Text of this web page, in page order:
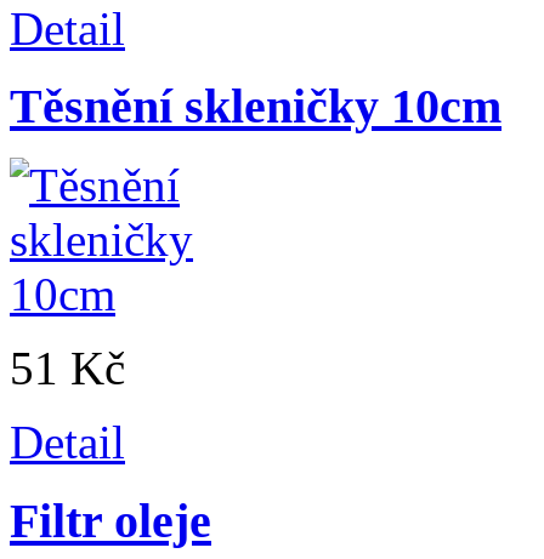
Detail
Těsnění skleničky 10cm
51 Kč
Detail
Filtr oleje